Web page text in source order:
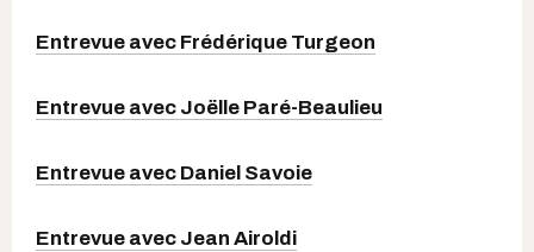
Entrevue avec Frédérique Turgeon
Entrevue avec Joëlle Paré-Beaulieu
Entrevue avec Daniel Savoie
Entrevue avec Jean Airoldi